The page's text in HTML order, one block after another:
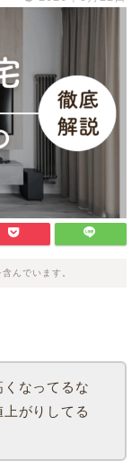
んでいます。
なってるな
がりしてる